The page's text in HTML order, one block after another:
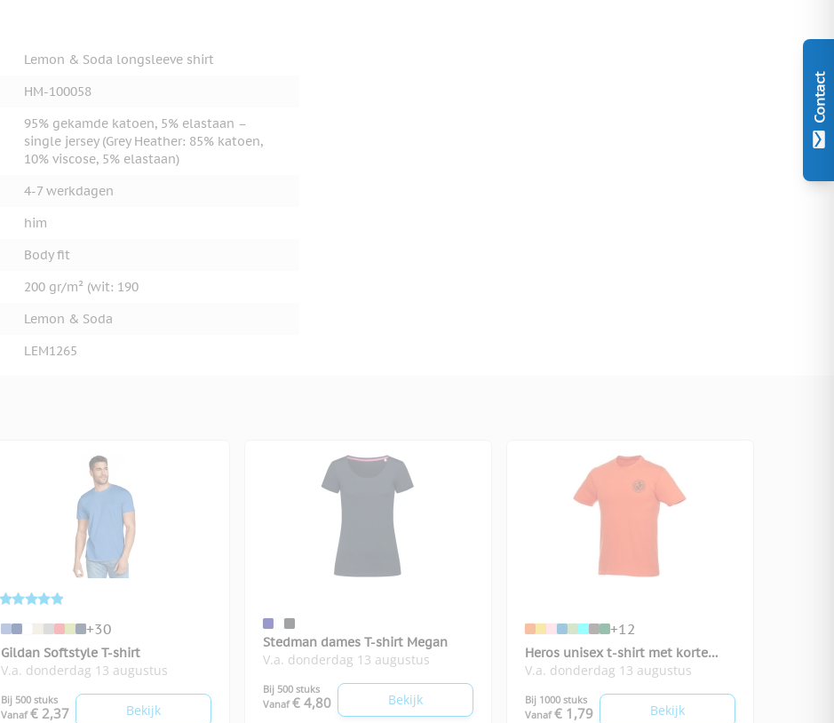
Contact
Lemon & Soda longsleeve shirt
HM-100058
95% gekamde katoen, 5% elastaan –
single jersey (Grey Heather: 85% katoen,
10% viscose, 5% elastaan)
4-7 werkdagen
him
Body fit
200 gr/m² (wit: 190
Lemon & Soda
LEM1265
+30
Gildan Softstyle T-shirt
V.a. donderdag 13 augustus
Bij 500 stuks
Vanaf € 2,37 Bekijk
Stedman dames T-shirt Megan
V.a. donderdag 13 augustus
Bij 500 stuks
Vanaf € 4,80 Bekijk
+12
Heros unisex t-shirt met korte
mouwen
V.a. donderdag 13 augustus
Bij 1000 stuks
Vanaf € 1,79 Bekijk